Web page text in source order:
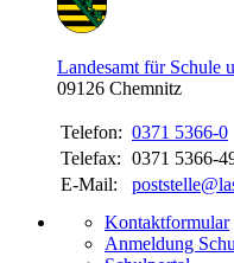
Landesamt für Schule
09126 Chemnitz
Telefon: 0371 5366-0
Telefax: 0371 5366-
E-Mail:
Kontaktformular
Anmeldung